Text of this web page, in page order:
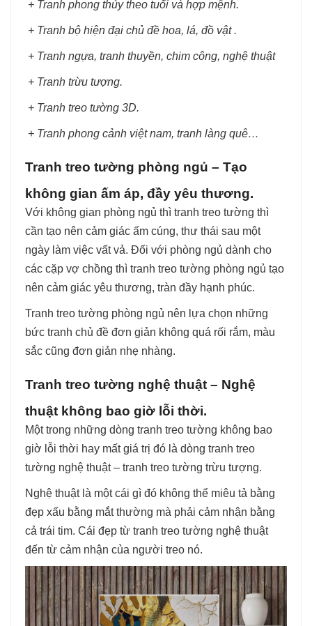
+ Tranh phong thủy theo tuổi và hợp mệnh.
+ Tranh bộ hiện đại chủ đề hoa, lá, đồ vật .
+ Tranh ngựa, tranh thuyền, chim công, nghệ thuật
+ Tranh trừu tượng.
+ Tranh treo tường 3D.
+ Tranh phong cảnh việt nam, tranh làng quê…
Tranh treo tường phòng ngủ – Tạo
không gian ấm áp, đầy yêu thương.
Với không gian phòng ngủ thì tranh treo tường thì
cần tạo nên cảm giác ấm cúng, thư thái sau một
ngày làm việc vất vả. Đối với phòng ngủ dành cho
các cặp vợ chồng thì tranh treo tường phòng ngủ tạo
nên cảm giác yêu thương, tràn đầy hạnh phúc.
Tranh treo tường phòng ngủ nên lựa chọn những
bức tranh chủ đề đơn giản không quá rối rắm, màu
sắc cũng đơn giản nhẹ nhàng.
Tranh treo tường nghệ thuật – Nghệ
thuật không bao giờ lỗi thời.
Một trong những dòng tranh treo tường không bao
giờ lỗi thời hay mất giá trị đó là dòng tranh treo
tường nghệ thuật – tranh treo tường trừu tượng.
Nghệ thuật là một cái gì đó không thể miêu tả bằng
đẹp xấu bằng mắt thường mà phải cảm nhận bằng
cả trái tim. Cái đẹp từ tranh treo tường nghệ thuật
đến từ cảm nhận của người treo nó.